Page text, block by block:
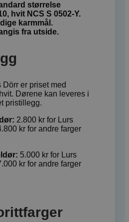
størrelse
hvit NCS S 0502-Y.
karmmål.
fra utside.
er priset med
Dørene kan leveres i
pristillegg.
2.800 kr for Lurs
kr for andre farger
5.000 kr for Lurs
kr for andre farger